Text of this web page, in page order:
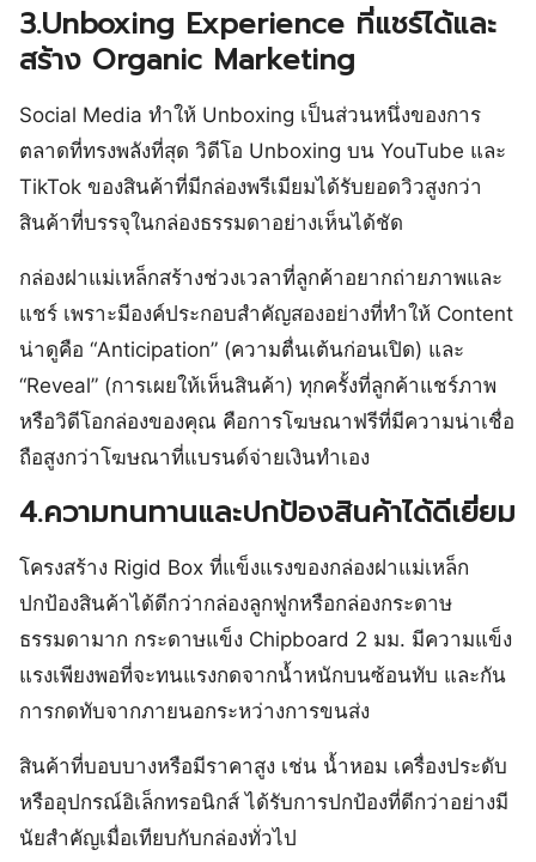
3.Unboxing Experience ที่แชร์ได้และ
สร้าง Organic Marketing
Social Media ทำให้ Unboxing เป็นส่วนหนึ่งของการ
ตลาดที่ทรงพลังที่สุด วิดีโอ Unboxing บน YouTube และ
TikTok ของสินค้าที่มีกล่องพรีเมียมได้รับยอดวิวสูงกว่า
สินค้าที่บรรจุในกล่องธรรมดาอย่างเห็นได้ชัด
กล่องฝาแม่เหล็กสร้างช่วงเวลาที่ลูกค้าอยากถ่ายภาพและ
แชร์ เพราะมีองค์ประกอบสำคัญสองอย่างที่ทำให้ Content
น่าดูคือ “Anticipation” (ความตื่นเต้นก่อนเปิด) และ
“Reveal” (การเผยให้เห็นสินค้า) ทุกครั้งที่ลูกค้าแชร์ภาพ
หรือวิดีโอกล่องของคุณ คือการโฆษณาฟรีที่มีความน่าเชื่อ
ถือสูงกว่าโฆษณาที่แบรนด์จ่ายเงินทำเอง
4.ความทนทานและปกป้องสินค้าได้ดีเยี่ยม
โครงสร้าง Rigid Box ที่แข็งแรงของกล่องฝาแม่เหล็ก
ปกป้องสินค้าได้ดีกว่ากล่องลูกฟูกหรือกล่องกระดาษ
ธรรมดามาก กระดาษแข็ง Chipboard 2 มม. มีความแข็ง
แรงเพียงพอที่จะทนแรงกดจากน้ำหนักบนซ้อนทับ และกัน
การกดทับจากภายนอกระหว่างการขนส่ง
สินค้าที่บอบบางหรือมีราคาสูง เช่น น้ำหอม เครื่องประดับ
หรืออุปกรณ์อิเล็กทรอนิกส์ ได้รับการปกป้องที่ดีกว่าอย่างมี
นัยสำคัญเมื่อเทียบกับกล่องทั่วไป